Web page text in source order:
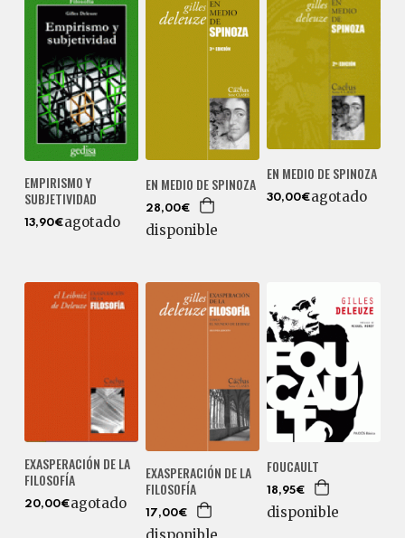
EMPIRISMO Y
SUBJETIVIDAD
13,90€agotado
EN MEDIO DE SPINOZA
28,00€
disponible
EN MEDIO DE SPINOZA
30,00€agotado
EXASPERACIÓN DE LA
FILOSOFÍA
20,00€agotado
EXASPERACIÓN DE LA
FILOSOFÍA
17,00€
FOUCAULT
18,95€
disponible